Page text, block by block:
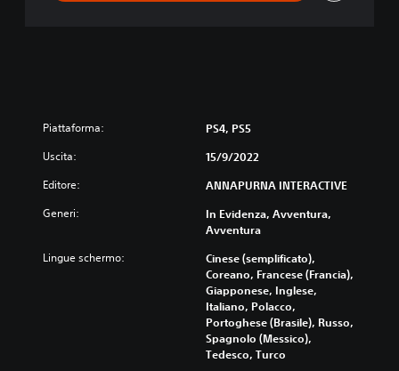
Piattaforma: PS4, PS5
Uscita: 15/9/2022
Editore: ANNAPURNA INTERACTIVE
Generi:
In Evidenza, Avventura,
Avventura
Lingue schermo:
Cinese (semplificato),
Coreano, Francese (Francia),
Giapponese, Inglese,
Italiano, Polacco,
Portoghese (Brasile), Russo,
Spagnolo (Messico),
Tedesco, Turco